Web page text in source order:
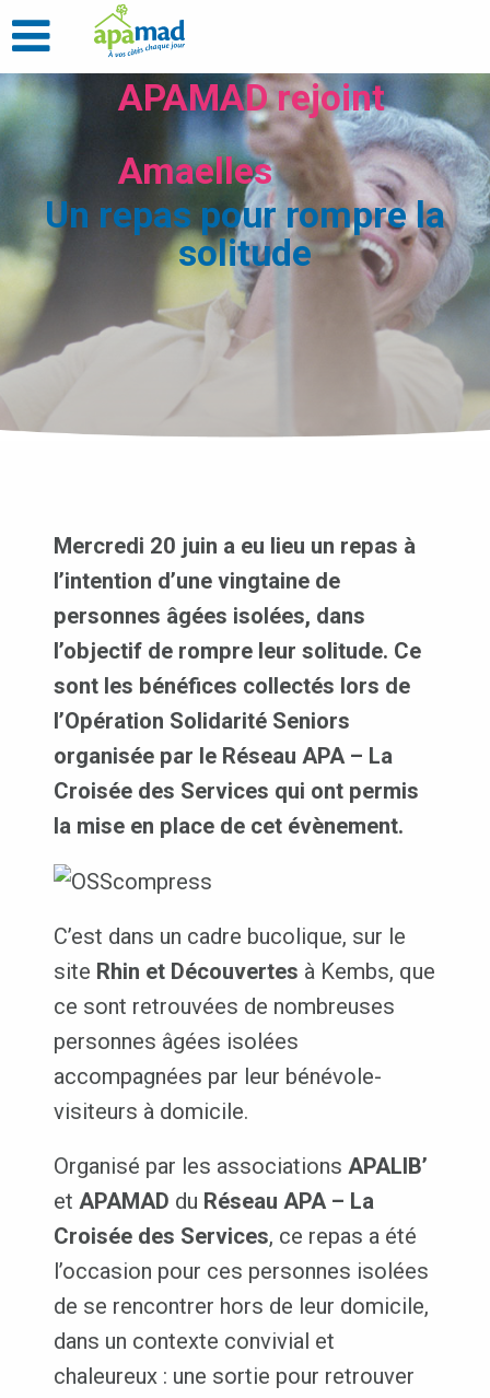
APAMAD rejoint
Amaelles
Un repas pour rompre la
solitude
Mercredi 20 juin a eu lieu un repas à
l’intention d’une vingtaine de
personnes âgées isolées, dans
l’objectif de rompre leur solitude. Ce
sont les bénéfices collectés lors de
l’Opération Solidarité Seniors
organisée par le Réseau APA – La
Croisée des Services qui ont permis
la mise en place de cet évènement.
C’est dans un cadre bucolique, sur le
site Rhin et Découvertes à Kembs, que
ce sont retrouvées de nombreuses
personnes âgées isolées
accompagnées par leur bénévole-
visiteurs à domicile.
Organisé par les associations APALIB’
et APAMAD du Réseau APA – La
Croisée des Services, ce repas a été
l’occasion pour ces personnes isolées
de se rencontrer hors de leur domicile,
dans un contexte convivial et
chaleureux : une sortie pour retrouver